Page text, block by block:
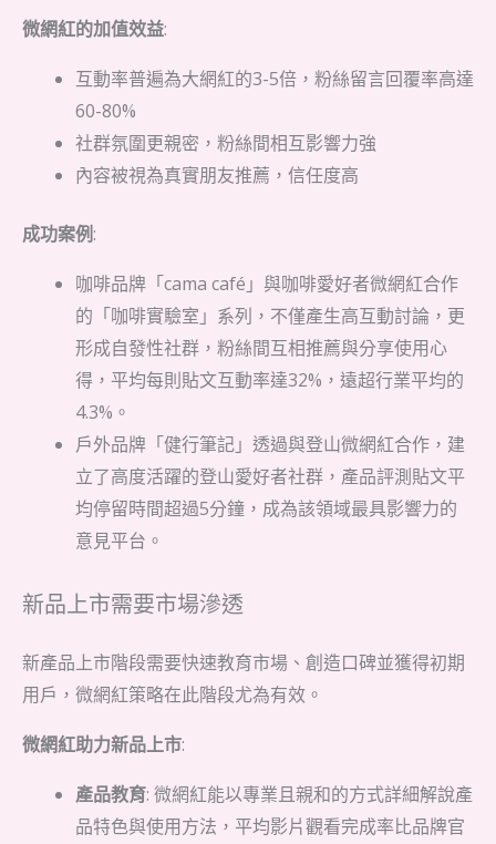
微網紅的加值效益:
互動率普遍為大網紅的3-5倍，粉絲留言回覆率高達
60-80%
社群氛圍更親密，粉絲間相互影響力強
內容被視為真實朋友推薦，信任度高
成功案例:
咖啡品牌「cama café」與咖啡愛好者微網紅合作
的「咖啡實驗室」系列，不僅產生高互動討論，更
形成自發性社群，粉絲間互相推薦與分享使用心
得，平均每則貼文互動率達32%，遠超行業平均的
4.3%。
戶外品牌「健行筆記」透過與登山微網紅合作，建
立了高度活躍的登山愛好者社群，產品評測貼文平
均停留時間超過5分鐘，成為該領域最具影響力的
意見平台。
新品上市需要市場滲透
新產品上市階段需要快速教育市場、創造口碑並獲得初期
用戶，微網紅策略在此階段尤為有效。
微網紅助力新品上市:
產品教育: 微網紅能以專業且親和的方式詳細解說產
品特色與使用方法，平均影片觀看完成率比品牌官